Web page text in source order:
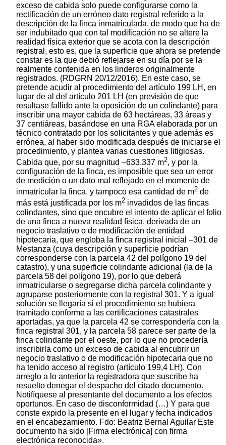
exceso de cabida solo puede configurarse como la
rectificación de un erróneo dato registral referido a la
descripción de la finca inmatriculada, de modo que ha de
ser indubitado que con tal modificación no se altere la
realidad física exterior que se acota con la descripción
registral, esto es, que la superficie que ahora se pretende
constar es la que debió reflejarse en su día por se la
realmente contenida en los linderos originalmente
registrados. (RDGRN 20/12/2016). En este caso, se
pretende acudir al procedimiento del artículo 199 LH, en
lugar de al del artículo 201 LH (en previsión de que
resultase fallido ante la oposición de un colindante) para
inscribir una mayor cabida de 63 hectáreas, 33 áreas y
37 centiáreas, basándose en una RGA elaborada por un
técnico contratado por los solicitantes y que además es
errónea, al haber sido modificada después de iniciarse el
procedimiento, y plantea varias cuestiones litigiosas.
Cabida que, por su magnitud –633.337 m2, y por la
configuración de la finca, es imposible que sea un error
de medición o un dato mal reflejado en el momento de
inmatricular la finca, y tampoco esa cantidad de m2 de
más está justificada por los m2 invadidos de las fincas
colindantes, sino que encubre el intento de aplicar el folio
de una finca a nueva realidad física, derivada de un
negocio traslativo o de modificación de entidad
hipotecaria, que engloba la finca registral inicial –301 de
Mestanza (cuya descripción y superficie podrían
corresponderse con la parcela 42 del polígono 19 del
catastro), y una superficie colindante adicional (la de la
parcela 58 del polígono 19), por lo que deberá
inmatricularse o segregarse dicha parcela colindante y
agruparse posteriormente con la registral 301. Y a igual
solución se llegaría si el procedimiento se hubiera
tramitado conforme a las certificaciones catastrales
aportadas, ya que la parcela 42 se correspondería con la
finca registral 301, y la parcela 58 parece ser parte de la
finca colindante por el oeste, por lo que no procedería
inscribirla como un exceso de cabida al encubrir un
negocio traslativo o de modificación hipotecaria que no
ha tenido acceso al registro (artículo 199,4 LH). Con
arreglo a lo anterior la registradora que suscribe ha
resuelto denegar el despacho del citado documento.
Notifíquese al presentante del documento a los efectos
oportunos. En caso de disconformidad (…) Y para que
conste expido la presente en el lugar y fecha indicados
en el encabezamiento. Fdo: Beatriz Bernal Aguilar Este
documento ha sido [Firma electrónica] con firma
electrónica reconocida».